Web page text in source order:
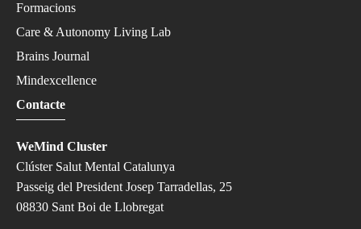
Formacions
Care & Autonomy Living Lab
Brains Journal
Mindexcellence
Contacte
WeMind Cluster
Clúster Salut Mental Catalunya
Passeig del President Josep Tarradellas, 25
08830 Sant Boi de Llobregat